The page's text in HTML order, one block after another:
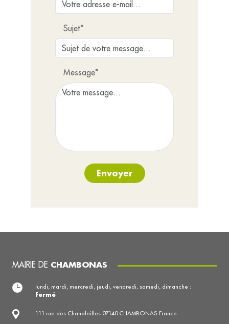
Sujet*
Message*
Envoyer
MAIRIE DE CHAMBONAS
111 rue des Chanaleilles 07140 CHAMBONAS France
lundi, mardi, mercredi, jeudi, vendredi, samedi, dimanche :
Fermé